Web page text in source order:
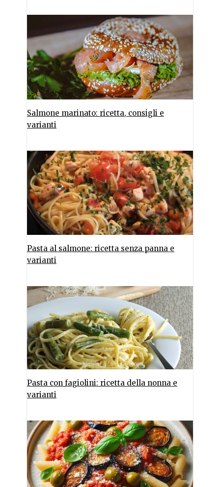
Salmone marinato: ricetta, consigli e
varianti
Pasta al salmone: ricetta senza panna e
varianti
Pasta con fagiolini: ricetta della nonna e
varianti